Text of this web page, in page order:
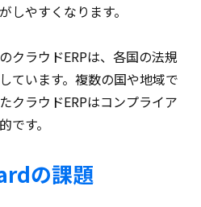
しやすくなります。
クラウドERPは、各国の法規
ています。複数の国や地域で
クラウドERPはコンプライア
です。
の課題